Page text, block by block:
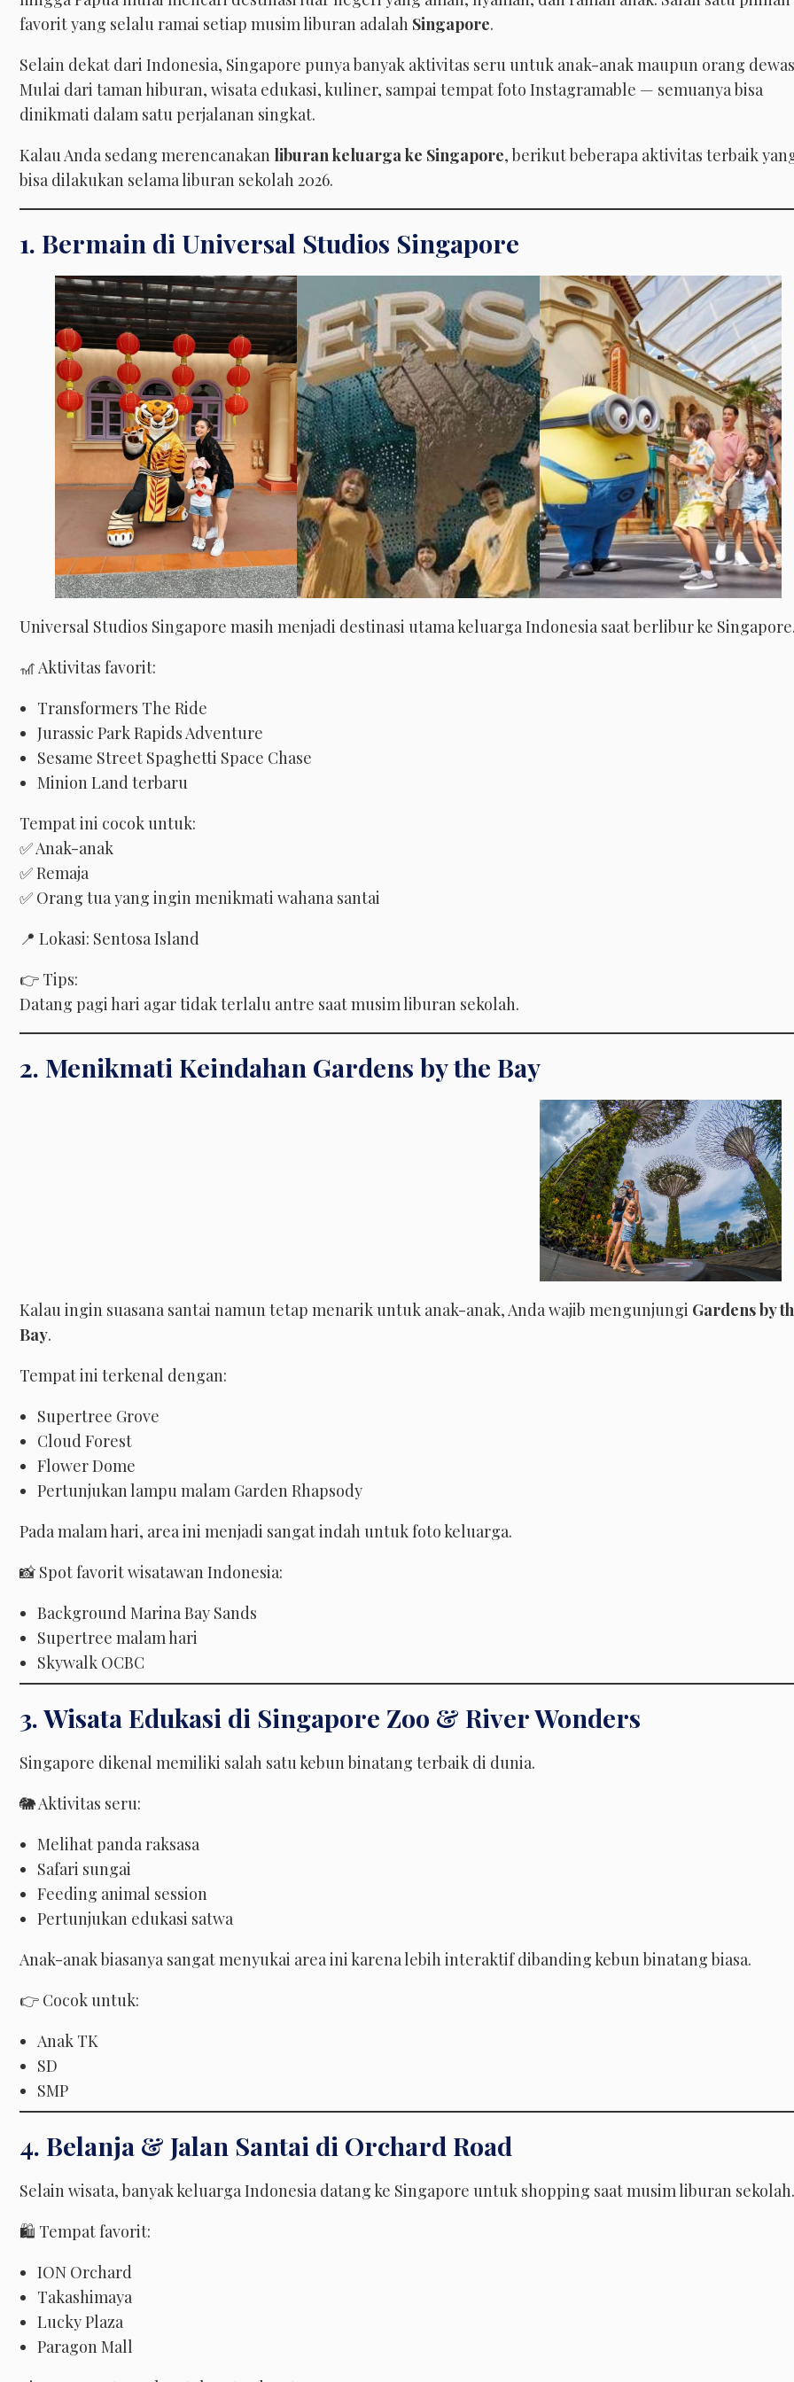
favorit yang selalu ramai setiap musim liburan adalah Singapore.
Selain dekat dari Indonesia, Singapore punya banyak aktivitas seru untuk anak-anak maupun orang
Mulai dari taman hiburan, wisata edukasi, kuliner, sampai tempat foto Instagramable — semuanya bisa
dinikmati dalam satu perjalanan singkat.
Kalau Anda sedang merencanakan liburan keluarga ke Singapore, berikut beberapa aktivitas terbaik
bisa dilakukan selama liburan sekolah 2026.
1. Bermain di Universal Studios Singapore
Universal Studios Singapore masih menjadi destinasi utama keluarga Indonesia saat berlibur ke
🎢 Aktivitas favorit:
Transformers The Ride
Jurassic Park Rapids Adventure
Sesame Street Spaghetti Space Chase
Minion Land terbaru
Tempat ini cocok untuk:
✅ Anak-anak
✅ Remaja
✅ Orang tua yang ingin menikmati wahana santai
📍 Lokasi: Sentosa Island
👉 Tips:
Datang pagi hari agar tidak terlalu antre saat musim liburan sekolah.
2. Menikmati Keindahan Gardens by the Bay
Kalau ingin suasana santai namun tetap menarik untuk anak-anak, Anda wajib mengunjungi Gardens by
Bay.
Tempat ini terkenal dengan:
Supertree Grove
Cloud Forest
Flower Dome
Pertunjukan lampu malam Garden Rhapsody
Pada malam hari, area ini menjadi sangat indah untuk foto keluarga.
📸 Spot favorit wisatawan Indonesia:
Background Marina Bay Sands
Supertree malam hari
Skywalk OCBC
3. Wisata Edukasi di Singapore Zoo & River Wonders
Singapore dikenal memiliki salah satu kebun binatang terbaik di dunia.
🐘 Aktivitas seru:
Melihat panda raksasa
Safari sungai
Feeding animal session
Pertunjukan edukasi satwa
Anak-anak biasanya sangat menyukai area ini karena lebih interaktif dibanding kebun binatang biasa.
👉 Cocok untuk:
Anak TK
SD
SMP
4. Belanja & Jalan Santai di Orchard Road
Selain wisata, banyak keluarga Indonesia datang ke Singapore untuk shopping saat musim liburan sekolah.
🛍 Tempat favorit:
ION Orchard
Takashimaya
Lucky Plaza
Paragon Mall